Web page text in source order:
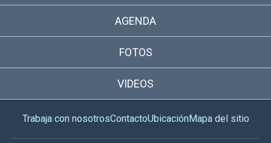
AGENDA
FOTOS
VIDEOS
Trabaja con nosotrosContactoUbicaciónMapa del sitio